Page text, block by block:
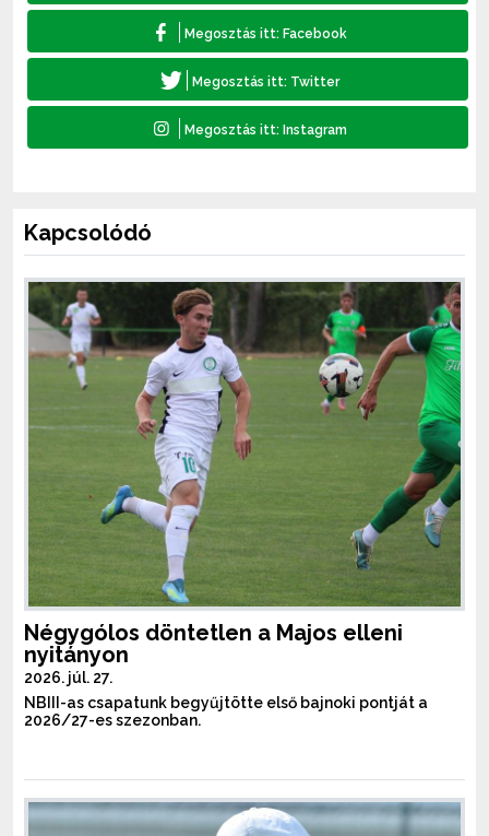
Kapcsolódó
Négygólos döntetlen a Majos elleni
nyitányon
2026. júl. 27.
NBIII-as csapatunk begyűjtötte első bajnoki pontját a
2026/27-es szezonban.